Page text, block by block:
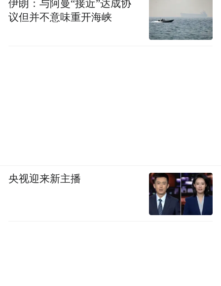
伊朗：与阿曼“接近”达成协
议但并不意味重开海峡
央视迎来新主播